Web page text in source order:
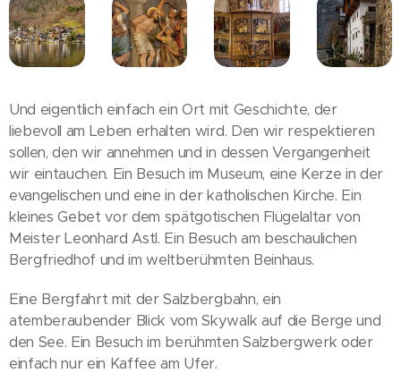
Und eigentlich einfach ein Ort mit Geschichte, der
liebevoll am Leben erhalten wird. Den wir respektieren
sollen, den wir annehmen und in dessen Vergangenheit
wir eintauchen. Ein Besuch im Museum, eine Kerze in der
evangelischen und eine in der katholischen Kirche. Ein
kleines Gebet vor dem spätgotischen Flügelaltar von
Meister Leonhard Astl. Ein Besuch am beschaulichen
Bergfriedhof und im weltberühmten Beinhaus.
Eine Bergfahrt mit der Salzbergbahn, ein
atemberaubender Blick vom Skywalk auf die Berge und
den See. Ein Besuch im berühmten Salzbergwerk oder
einfach nur ein Kaffee am Ufer.